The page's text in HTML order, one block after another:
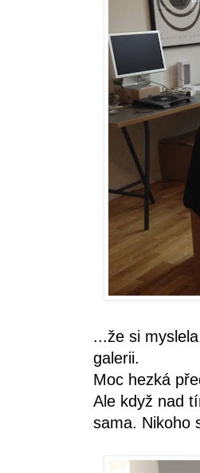
...že si
galerii.
Moc hezká
Ale když nad
sama. Nikoho